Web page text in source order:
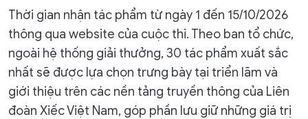
Thời gian nhận tác phẩm từ ngày 1 đến 15/10/2026
thông qua website của cuộc thi. Theo ban tổ chức,
ngoài hệ thống giải thưởng, 30 tác phẩm xuất sắc
nhất sẽ được lựa chọn trưng bày tại triển lãm và
giới thiệu trên các nền tảng truyền thông của Liên
đoàn Xiếc Việt Nam, góp phần lưu giữ những giá trị